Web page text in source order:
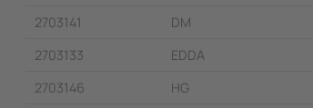
2703141
DM
2703133
EDDA
2703146
HG